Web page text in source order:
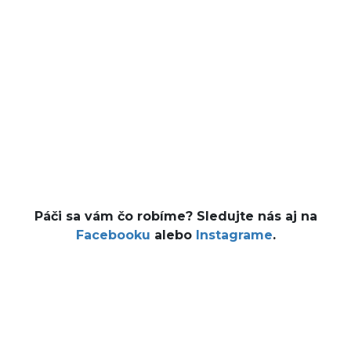
Páči sa vám čo robíme? Sledujte nás aj na
Facebooku alebo Instagrame.